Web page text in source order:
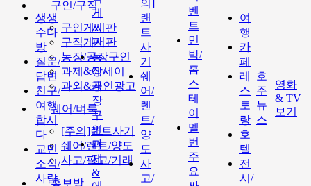
구인/구직
구인게시판
구직게시판
농장/공장구인
과제&에세이
과외&개인광고
쉐어/벼룩
[주의]랜트사기
쉐어/렌트/양도
사고/팔고/거래
홍보방
생생
수다
방
질문/
답변
친구/
여행
합시
다
교민
소식/
사람
게
시
판
농
장/
공
장
구
인
과
제
&
의]
랜
트
사
기
쉐
어/
렌
트/
양
도
사
고/
벤
트
민
박/
홈
스
테
이
멜
번
주
요
여
행
카
페
레
스
토
랑
호
텔
전
시/
호
주
뉴
스
영화
& TV
보기